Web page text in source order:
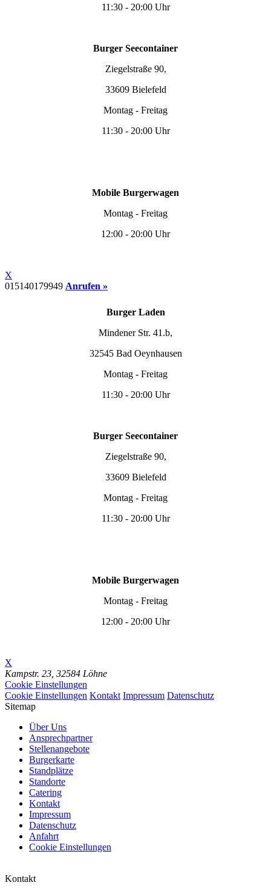
11:30 - 20:00 Uhr
Burger Seecontainer
Ziegelstraße 90,
33609 Bielefeld
Montag - Freitag
11:30 - 20:00 Uhr
Mobile Burgerwagen
Montag - Freitag
12:00 - 20:00 Uhr
X
015140179949 Anrufen »
Burger Laden
Mindener Str. 41.b,
32545 Bad Oeynhausen
Montag - Freitag
11:30 - 20:00 Uhr
Burger Seecontainer
Ziegelstraße 90,
33609 Bielefeld
Montag - Freitag
11:30 - 20:00 Uhr
Mobile Burgerwagen
Montag - Freitag
12:00 - 20:00 Uhr
X
Kampstr. 23, 32584 Löhne
Cookie Einstellungen
Cookie Einstellungen Kontakt Impressum Datenschutz
Sitemap
Über Uns
Ansprechpartner
Stellenangebote
Burgerkarte
Standplätze
Standorte
Catering
Kontakt
Impressum
Datenschutz
Anfahrt
Cookie Einstellungen
Kontakt